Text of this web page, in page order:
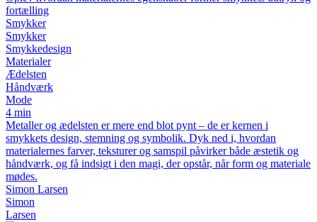
fortælling
Smykker
Smykker
Smykkedesign
Materialer
Ædelsten
Håndværk
Mode
4 min
Metaller og ædelsten er mere end blot pynt – de er kernen i
smykkets design, stemning og symbolik. Dyk ned i, hvordan
materialernes farver, teksturer og samspil påvirker både æstetik og
håndværk, og få indsigt i den magi, der opstår, når form og materiale
mødes.
Simon Larsen
Simon
Larsen